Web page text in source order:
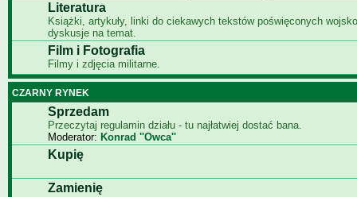
Literatura
Książki, artykuły, linki do ciekawych tekstów poświęconych
dyskusje na temat.
Film i Fotografia
Filmy i zdjęcia militarne.
CZARNY RYNEK
Sprzedam
Przeczytaj regulamin działu - tu najłatwiej dostać bana.
Moderator: Konrad ''Owca''
Kupię
Zamienię